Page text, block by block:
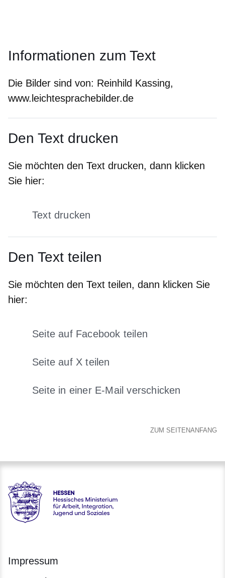
Informationen zum Text
Die Bilder sind von: Reinhild Kassing,
www.leichtesprachebilder.de
Den Text drucken
Sie möchten den Text drucken, dann klicken
Sie hier:
Text drucken
Den Text teilen
Sie möchten den Text teilen, dann klicken Sie
hier:
Seite auf Facebook teilen
Öffnet sich in einem neuen
Seite auf X teilen
Öffnet sich in einem neuen Fenster
Seite in einer E-Mail verschicken
Öffnet sich in einem neuen
ZUM SEITENANFANG
Hessen - Hessisches Ministerium für Arbeit, Integration,
Impressum